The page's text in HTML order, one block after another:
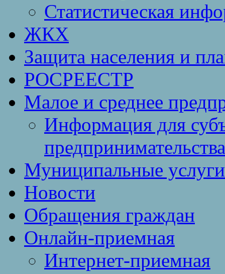
Статистическая
ЖКХ
Защита населения и
РОСРЕЕСТР
Малое и среднее
Информация для
предпринимательства
Муниципальные
Новости
Обращения граждан
Онлайн-приемная
Интернет-приемная